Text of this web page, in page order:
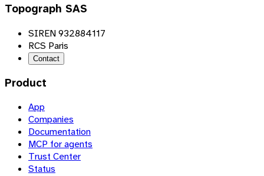
Topograph SAS
SIREN 932884117
RCS Paris
Contact
Product
App
Companies
Documentation
MCP for agents
Trust Center
Status